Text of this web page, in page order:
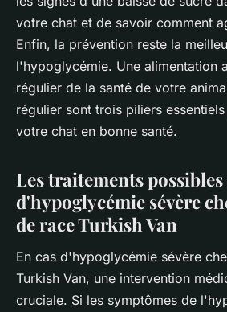
votre chat et de savoir comment
Enfin, la prévention reste la
l'hypoglycémie. Une alimentation
régulier de la santé de votre
régulier sont trois piliers
votre chat en bonne santé.
Les traitements possibles
d'hypoglycémie sévère
de race Turkish Van
En cas d'hypoglycémie sévère
Turkish Van, une intervention
cruciale. Si les symptômes de